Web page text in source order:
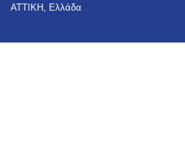
ΑΤΤΙΚΗ, Ελλάδα